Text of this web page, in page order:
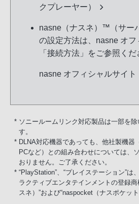
クプレーヤー）
nasne（ナスネ）™（サー
の設定方法は、nasne オ
「接続方法」をご参照くだ
nasne オフィシャルサイト
* ソニールームリンク対応製品は一部を
す。
* DLNA対応機器であっても、他社製機器
PCなど）との組み合わせについては、
おりません。ご了承ください。
* “PlayStation”、“プレイステーション”は
ラクティブエンタテインメントの登録
スネ）”および“naspocket（ナスポケッ